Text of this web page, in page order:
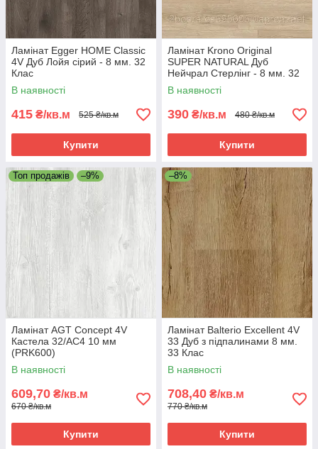
Ламінат Egger HOME Classic
4V Дуб Лойя сірий - 8 мм. 32
Клас
В наявності
415 ₴/кв.м 525 ₴/кв.м
Купити
Ламінат Krono Original
SUPER NATURAL Дуб
Нейчрал Стерлінг - 8 мм. 32
Клас
В наявності
390 ₴/кв.м 480 ₴/кв.м
Купити
Топ продажів –9%
Ламінат AGT Concept 4V
Кастела 32/АС4 10 мм
(PRK600)
В наявності
609,70 ₴/кв.м
670 ₴/кв.м
Купити
–8%
Ламінат Balterio Excellent 4V
33 Дуб з підпалинами 8 мм.
33 Клас
В наявності
708,40 ₴/кв.м
770 ₴/кв.м
Купити